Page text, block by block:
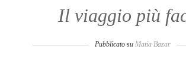
Il viaggio più
Pubblicato su Matia Bazar